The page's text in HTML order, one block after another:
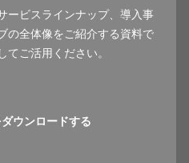
ービスラインナップ、導入事
の全体像をご紹介する資料で
ご活用ください。
ウンロードする